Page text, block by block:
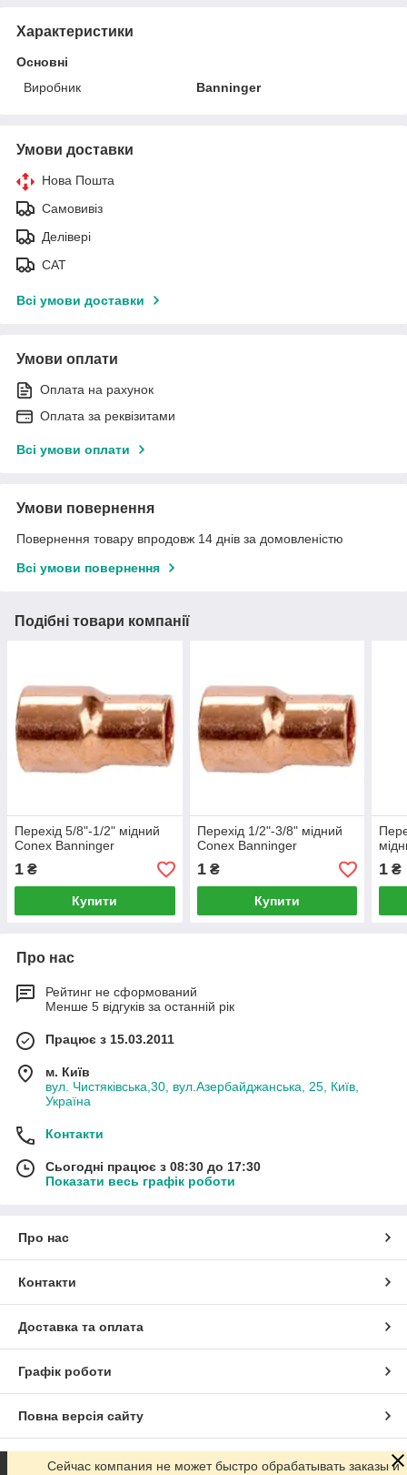
Характеристики
Основні
Виробник
Banninger
Умови доставки
Нова Пошта
Самовивіз
Делівері
САТ
Всі умови доставки
Умови оплати
Оплата на рахунок
Оплата за реквізитами
Всі умови оплати
Умови повернення
Повернення товару впродовж 14 днів за домовленістю
Всі умови повернення
Подібні товари компанії
Перехід 5/8"-1/2" мідний
Conex Banninger
1 ₴
Купити
Перехід 1/2"-3/8" мідний
Conex Banninger
1₴
Купити
1 ₴
Про нас
Рейтинг не сформований
Менше 5 відгуків за останній рік
Працює з 15.03.2011
м. Київ
вул. Чистяківська,30, вул.Азербайджанська, 25, Київ,
Україна
Контакти
Сьогодні працює з 08:30 до 17:30
Показати весь графік роботи
Про нас
Контакти
Доставка та оплата
Графік роботи
Повна версія сайту
Сайт створено на маркетплейсі Prom.ua
Сейчас компания не может быстро обрабатывать заказы и